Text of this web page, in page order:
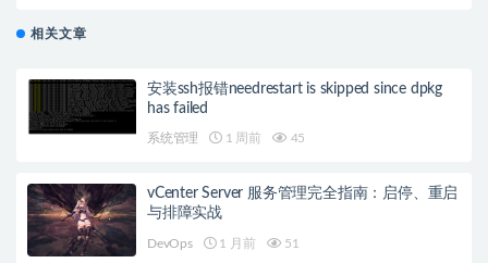
相关文章
安装ssh报错needrestart is skipped since dpkg
has failed
系统管理 1 周前 45
vCenter Server 服务管理完全指南：启停、重启
与排障实战
DevOps 1 月前 51